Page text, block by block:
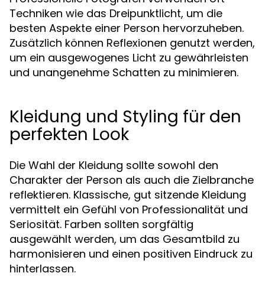
Techniken wie das Dreipunktlicht, um die
besten Aspekte einer Person hervorzuheben.
Zusätzlich können Reflexionen genutzt werden,
um ein ausgewogenes Licht zu gewährleisten
und unangenehme Schatten zu minimieren.
Kleidung und Styling für den
perfekten Look
Die Wahl der Kleidung sollte sowohl den
Charakter der Person als auch die Zielbranche
reflektieren. Klassische, gut sitzende Kleidung
vermittelt ein Gefühl von Professionalität und
Seriosität. Farben sollten sorgfältig
ausgewählt werden, um das Gesamtbild zu
harmonisieren und einen positiven Eindruck zu
hinterlassen.